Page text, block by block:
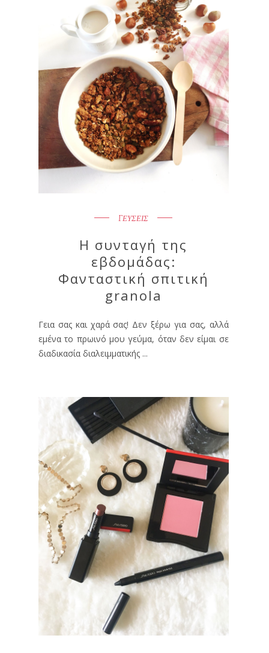
ΓΕΥΣΕΙΣ
Η συνταγή της
εβδομάδας:
Φανταστική σπιτική
granola
Γεια σας και χαρά σας! Δεν ξέρω για σας, αλλά
εμένα το πρωινό μου γεύμα, όταν δεν είμαι σε
διαδικασία διαλειμματικής ...